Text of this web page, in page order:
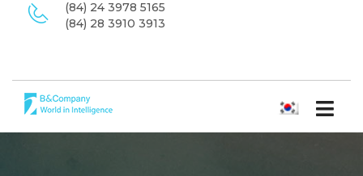
(84) 24 3978 5165
(84) 28 3910 3913
한국어